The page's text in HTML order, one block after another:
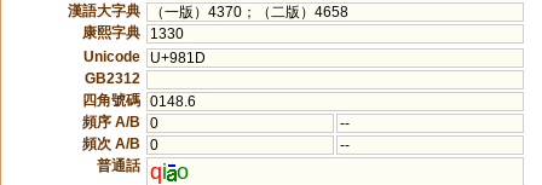
漢語大字典
（一版）4370；（二版）4658
康熙字典
1330
Unicode
U+981D
GB2312
四角號碼 0148.6
頻序 A/B
0
--
頻次 A/B
0
--
普通話 qi o